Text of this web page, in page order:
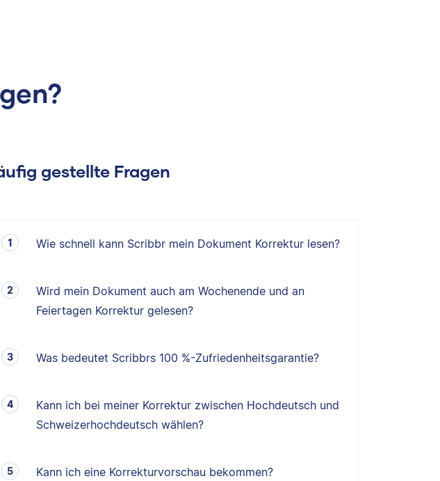
gestellte Fragen
Wie schnell kann Scribbr mein Dokument Korrektur lesen?
Wird mein Dokument auch am Wochenende und an
Feiertagen Korrektur gelesen?
Was bedeutet Scribbrs 100 %-Zufriedenheitsgarantie?
Kann ich bei meiner Korrektur zwischen Hochdeutsch und
Schweizerhochdeutsch wählen?
Kann ich eine Korrekturvorschau bekommen?